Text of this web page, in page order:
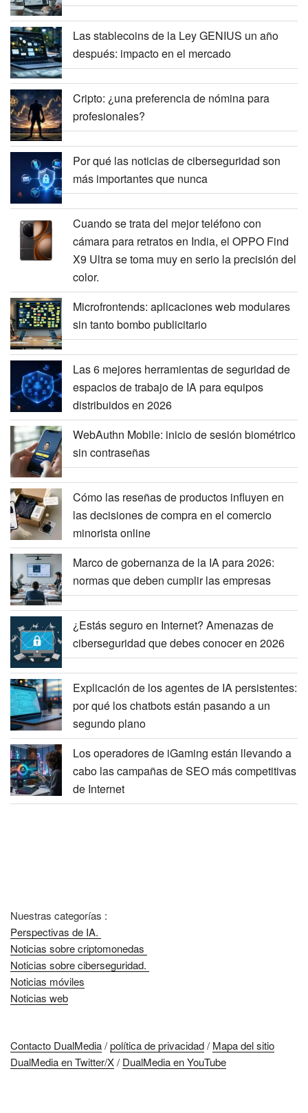
Las stablecoins de la Ley GENIUS un año
después: impacto en el mercado
Cripto: ¿una preferencia de nómina para
profesionales?
Por qué las noticias de ciberseguridad son
más importantes que nunca
Cuando se trata del mejor teléfono con
cámara para retratos en India, el OPPO Find
X9 Ultra se toma muy en serio la precisión del
color.
Microfrontends: aplicaciones web modulares
sin tanto bombo publicitario
Las 6 mejores herramientas de seguridad de
espacios de trabajo de IA para equipos
distribuidos en 2026
WebAuthn Mobile: inicio de sesión biométrico
sin contraseñas
Cómo las reseñas de productos influyen en
las decisiones de compra en el comercio
minorista online
Marco de gobernanza de la IA para 2026:
normas que deben cumplir las empresas
¿Estás seguro en Internet? Amenazas de
ciberseguridad que debes conocer en 2026
Explicación de los agentes de IA persistentes:
por qué los chatbots están pasando a un
segundo plano
Los operadores de iGaming están llevando a
cabo las campañas de SEO más competitivas
de Internet
Nuestras categorías :
Perspectivas de IA.
Noticias sobre criptomonedas
Noticias sobre ciberseguridad.
Noticias móviles
Noticias web
Contacto DualMedia/política de privacidad/ Mapa del sitio
DualMedia en Twitter/X/ DualMedia en YouTube